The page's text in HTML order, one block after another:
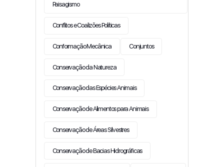
Paisagismo
Conflitos e Coalizões Políticas
Conformação Mecânica Conjuntos
Conservação da Natureza
Conservação das Espécies Animais
Conservação de Alimentos para Animais
Conservação de Áreas Silvestres
Conservação de Bacias Hidrográficas